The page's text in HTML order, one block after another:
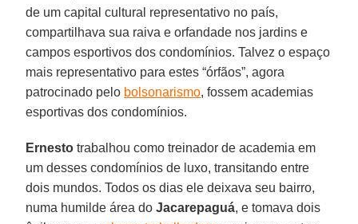
de um capital cultural representativo no país,
compartilhava sua raiva e orfandade nos jardins e
campos esportivos dos condomínios. Talvez o espaço
mais representativo para estes “órfãos”, agora
patrocinado pelo bolsonarismo, fossem academias
esportivas dos condomínios.
Ernesto trabalhou como treinador de academia em
um desses condomínios de luxo, transitando entre
dois mundos. Todos os dias ele deixava seu bairro,
numa humilde área doJacarepaguá, e tomava dois